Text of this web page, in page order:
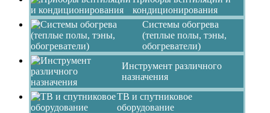
кондиционирования
Системы обогрева
(теплые полы, тэны,
обогреватели)
Инструмент различного
назначения
ТВ и спутниковое
оборудование